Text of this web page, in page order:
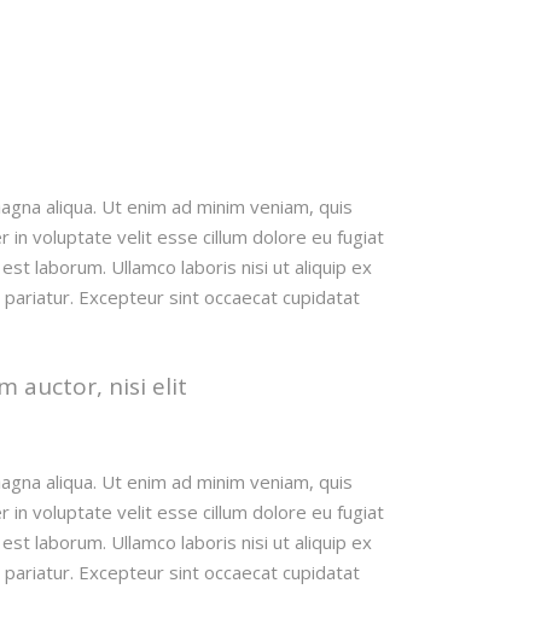
aliqua. Ut enim ad minim veniam, quis
in voluptate velit esse cillum dolore eu fugiat
laborum. Ullamco laboris nisi ut aliquip ex
Excepteur sint occaecat cupidatat
auctor, nisi elit
aliqua. Ut enim ad minim veniam, quis
in voluptate velit esse cillum dolore eu fugiat
laborum. Ullamco laboris nisi ut aliquip ex
Excepteur sint occaecat cupidatat